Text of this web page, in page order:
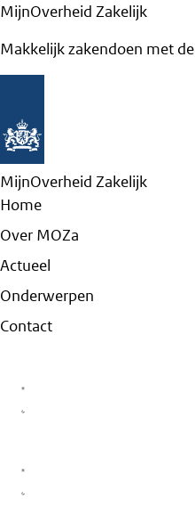
MijnOverheid Zakelijk
Makkelijk zakendoen met
MijnOverheid Zakelijk
Home
Over MOZa
Actueel
Onderwerpen
Contact